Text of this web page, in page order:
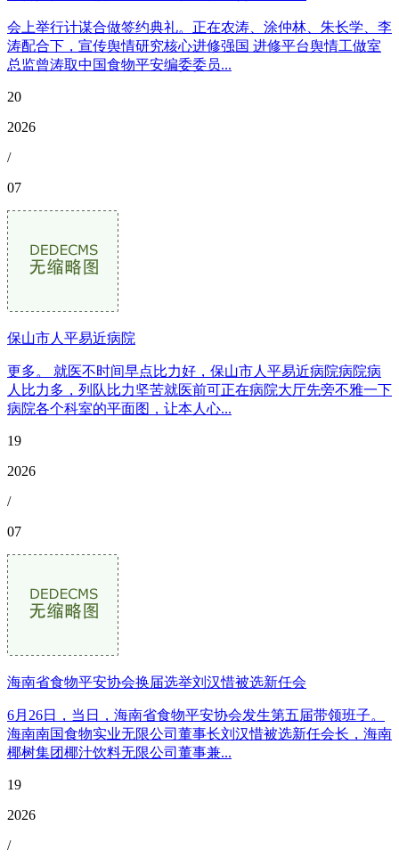
会上举行计谋合做签约典礼。正在农涛、涂仲林、朱长学、李
涛配合下，宣传舆情研究核心进修强国 进修平台舆情工做室
总监曾涛取中国食物平安编委委员...
20
2026
/
07
保山市人平易近病院
更多。 就医不时间早点比力好，保山市人平易近病院病院病
人比力多，列队比力坚苦就医前可正在病院大厅先旁不雅一下
病院各个科室的平面图，让本人心...
19
2026
/
07
海南省食物平安协会换届选举刘汉惜被选新任会
6月26日，当日，海南省食物平安协会发生第五届带领班子。
海南南国食物实业无限公司董事长刘汉惜被选新任会长，海南
椰树集团椰汁饮料无限公司董事兼...
19
2026
/